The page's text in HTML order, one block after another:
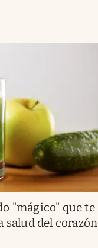
"mágico" que te
salud del corazón